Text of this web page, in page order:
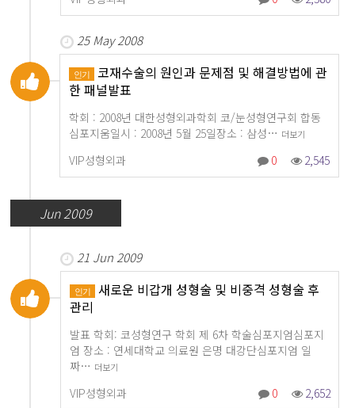
25 May 2008
인기 코재수술의 원인과 문제점 및 해결방법에 관
한 패널발표
학회 : 2008년 대한성형외과학회 코/눈성형연구회 합동
심포지움일시 : 2008년 5월 25일장소 : 삼성… 더보기
VIP성형외과 0 2,545
Jun 2009
21 Jun 2009
인기 새로운 비갑개 성형술 및 비중격 성형술 후
관리
발표 학회: 코성형연구 학회 제 6차 학술심포지엄심포지
엄 장소 : 연세대학교 의료원 은명 대강단심포지엄 일
짜… 더보기
VIP성형외과 0 2,652